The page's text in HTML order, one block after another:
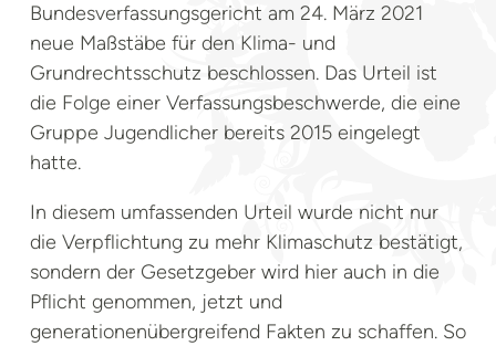
Bundesverfassungsgericht am 24. März 2021
neue Maßstäbe für den Klima- und
Grundrechtsschutz beschlossen. Das Urteil ist
die Folge einer Verfassungsbeschwerde, die eine
Gruppe Jugendlicher bereits 2015 eingelegt
hatte.
In diesem umfassenden Urteil wurde nicht nur
die Verpflichtung zu mehr Klimaschutz bestätigt,
sondern der Gesetzgeber wird hier auch in die
Pflicht genommen, jetzt und
generationenübergreifend Fakten zu schaffen. So